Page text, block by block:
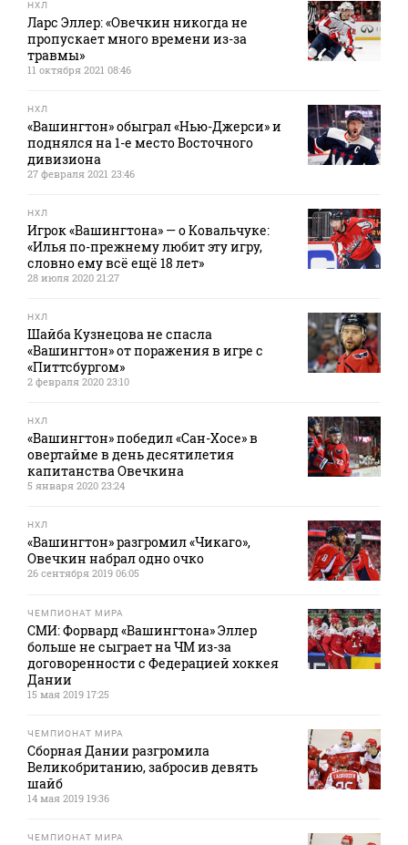
НХЛ
Ларс Эллер: «Овечкин никогда не
пропускает много времени из-за
травмы»
11 октября 2021 08:46
НХЛ
«Вашингтон» обыграл «Нью-Джерси» и
поднялся на 1-е место Восточного
дивизиона
27 февраля 2021 23:46
НХЛ
Игрок «Вашингтона» — о Ковальчуке:
«Илья по-прежнему любит эту игру,
словно ему всё ещё 18 лет»
28 июля 2020 21:27
НХЛ
Шайба Кузнецова не спасла
«Вашингтон» от поражения в игре с
«Питтсбургом»
2 февраля 2020 23:10
НХЛ
«Вашингтон» победил «Сан-Хосе» в
овертайме в день десятилетия
капитанства Овечкина
5 января 2020 23:24
НХЛ
«Вашингтон» разгромил «Чикаго»,
Овечкин набрал одно очко
26 сентября 2019 06:05
ЧЕМПИОНАТ МИРА
СМИ: Форвард «Вашингтона» Эллер
больше не сыграет на ЧМ из-за
договоренности с Федерацией хоккея
Дании
15 мая 2019 17:25
ЧЕМПИОНАТ МИРА
Сборная Дании разгромила
Великобританию, забросив девять
шайб
14 мая 2019 19:36
ЧЕМПИОНАТ МИРА